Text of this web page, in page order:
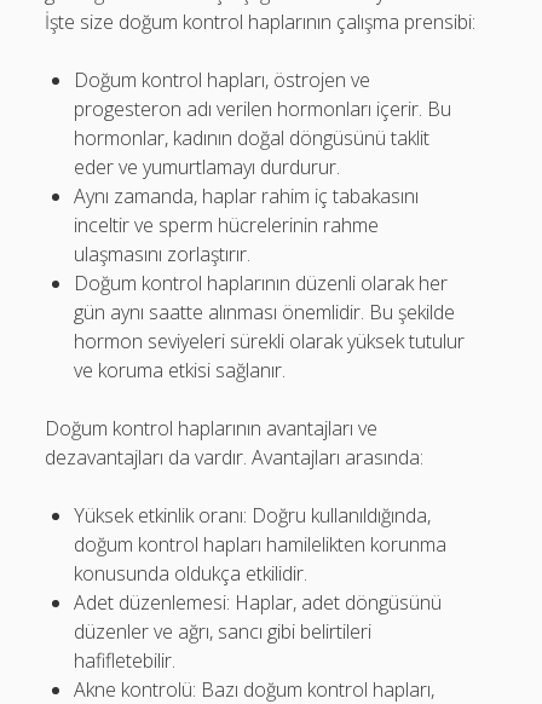
İşte size doğum kontrol haplarının çalışma prensibi:
Doğum kontrol hapları, östrojen ve
progesteron adı verilen hormonları içerir. Bu
hormonlar, kadının doğal döngüsünü taklit
eder ve yumurtlamayı durdurur.
Aynı zamanda, haplar rahim iç tabakasını
inceltir ve sperm hücrelerinin rahme
ulaşmasını zorlaştırır.
Doğum kontrol haplarının düzenli olarak her
gün aynı saatte alınması önemlidir. Bu şekilde
hormon seviyeleri sürekli olarak yüksek tutulur
ve koruma etkisi sağlanır.
Doğum kontrol haplarının avantajları ve
dezavantajları da vardır. Avantajları arasında:
Yüksek etkinlik oranı: Doğru kullanıldığında,
doğum kontrol hapları hamilelikten korunma
konusunda oldukça etkilidir.
Adet düzenlemesi: Haplar, adet döngüsünü
düzenler ve ağrı, sancı gibi belirtileri
hafifletebilir.
Akne kontrolü: Bazı doğum kontrol hapları,